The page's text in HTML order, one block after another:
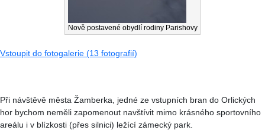
Nově postavené obydlí rodiny Parishovy
Vstoupit do fotogalerie (13 fotografií)
Při návštěvě města Žamberka, jedné ze vstupních bran do Orlických
hor bychom neměli zapomenout navštívit mimo krásného sportovního
areálu i v blízkosti (přes silnici) ležící zámecký park.